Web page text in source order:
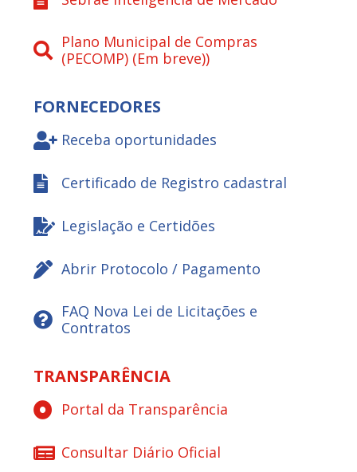
Plano Municipal de Compras
(PECOMP) (Em breve))
FORNECEDORES
Receba oportunidades
Certificado de Registro cadastral
Legislação e Certidões
Abrir Protocolo / Pagamento
FAQ Nova Lei de Licitações e
Contratos
TRANSPARÊNCIA
Portal da Transparência
Consultar Diário Oficial